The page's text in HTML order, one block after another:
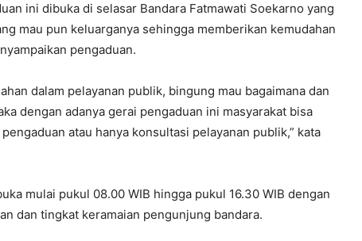
ini dibuka di selasar Bandara Fatmawati Soekarno yang
mau pun keluarganya sehingga memberikan kemudahan
pengaduan.
dalam pelayanan publik, bingung mau bagaimana dan
dengan adanya gerai pengaduan ini masyarakat bisa
atau hanya konsultasi pelayanan publik,” kata
mulai pukul 08.00 WIB hingga pukul 16.30 WIB dengan
dan tingkat keramaian pengunjung bandara.